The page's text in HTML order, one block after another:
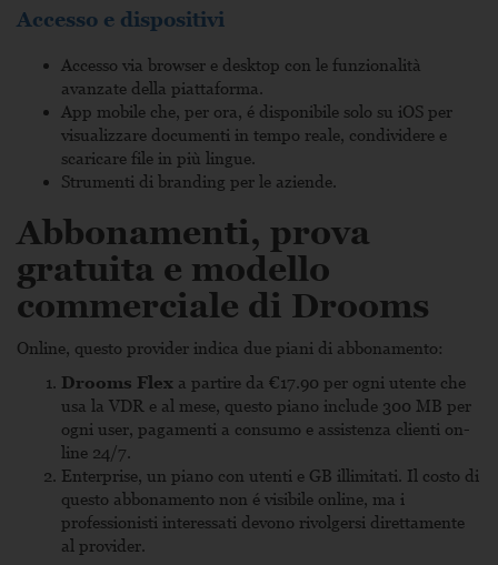
Accesso e dispositivi
Accesso via browser e desktop con le funzionalità
avanzate della piattaforma.
App mobile che, per ora, é disponibile solo su iOS per
visualizzare documenti in tempo reale, condividere e
scaricare file in più lingue.
Strumenti di branding per le aziende.
Abbonamenti, prova
gratuita e modello
commerciale di Drooms
Online, questo provider indica due piani di abbonamento:
Drooms Flex a partire da €17.90 per ogni utente che
usa la VDR e al mese, questo piano include 300 MB per
ogni user, pagamenti a consumo e assistenza clienti on-
line 24/7.
Enterprise, un piano con utenti e GB illimitati. Il costo di
questo abbonamento non é visibile online, ma i
professionisti interessati devono rivolgersi direttamente
al provider.